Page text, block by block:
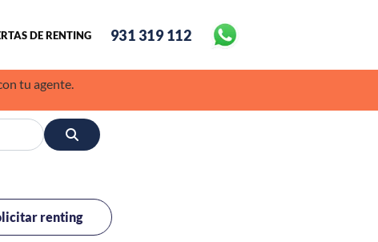
DE RENTING 931 319 112
tu agente.
renting